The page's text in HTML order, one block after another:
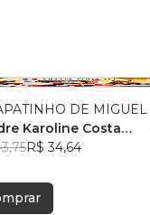
DE MIGUEL
Karoline Costa
R$ 34,64